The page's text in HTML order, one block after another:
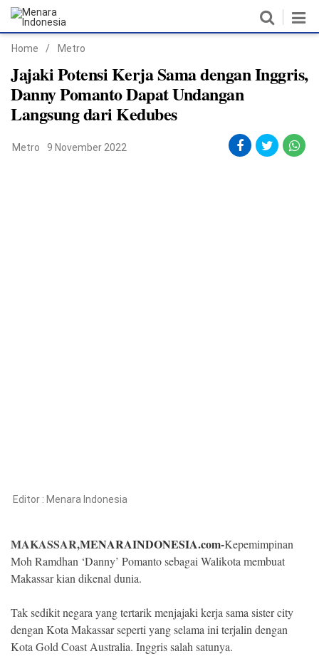
Home
Nasional
Copyright
Menara
Indonesia
.
Home / Metro
Jajaki Potensi Kerja Sama dengan Inggris,
Danny Pomanto Dapat Undangan
Langsung dari Kedubes
Metro 9 November 2022
Editor : Menara Indonesia
MAKASSAR,MENARAINDONESIA.com-Kepemimpinan
Moh Ramdhan ‘Danny’ Pomanto sebagai Walikota membuat
Makassar kian dikenal dunia.
Tak sedikit negara yang tertarik menjajaki kerja sama sister city
dengan Kota Makassar seperti yang selama ini terjalin dengan
Kota Gold Coast Australia. Inggris salah satunya.